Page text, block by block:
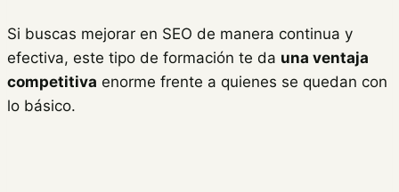
Si buscas mejorar en SEO de manera continua y
efectiva, este tipo de formación te da una ventaja
competitiva enorme frente a quienes se quedan con
lo básico.